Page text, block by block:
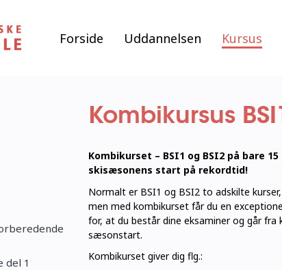
Forside Uddannelsen Kursus
del 1
Kombikursus
Kombikurset – BSI1 og BSI2 på bare
skisæsonens start på rekordtid!
Normalt er BSI1 og BSI2 to adskilte
men med kombikurset får du en
for, at du består dine eksaminer og går
sæsonstart.
Kombikurset giver dig flg.: